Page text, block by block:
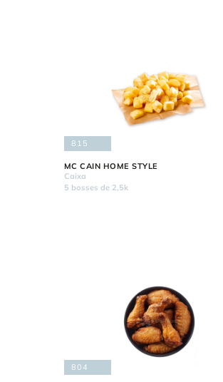
815
MC CAIN HOME STYLE
Caixa
5 bosses de 2,5k
804